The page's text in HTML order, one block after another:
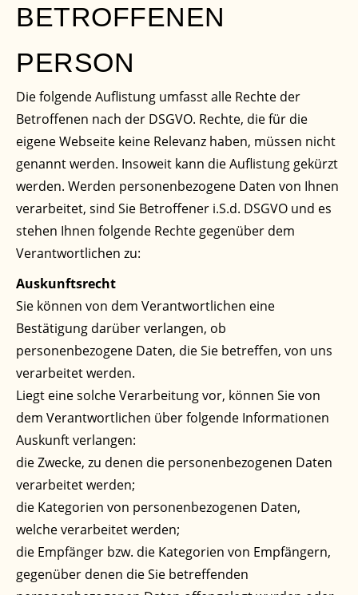
BETROFFENEN
PERSON
Die folgende Auflistung umfasst alle Rechte der
Betroffenen nach der DSGVO. Rechte, die für die
eigene Webseite keine Relevanz haben, müssen nicht
genannt werden. Insoweit kann die Auflistung gekürzt
werden. Werden personenbezogene Daten von Ihnen
verarbeitet, sind Sie Betroffener i.S.d. DSGVO und es
stehen Ihnen folgende Rechte gegenüber dem
Verantwortlichen zu:
Auskunftsrecht
Sie können von dem Verantwortlichen eine
Bestätigung darüber verlangen, ob
personenbezogene Daten, die Sie betreffen, von uns
verarbeitet werden.
Liegt eine solche Verarbeitung vor, können Sie von
dem Verantwortlichen über folgende Informationen
Auskunft verlangen:
die Zwecke, zu denen die personenbezogenen Daten
verarbeitet werden;
die Kategorien von personenbezogenen Daten,
welche verarbeitet werden;
die Empfänger bzw. die Kategorien von Empfängern,
gegenüber denen die Sie betreffenden